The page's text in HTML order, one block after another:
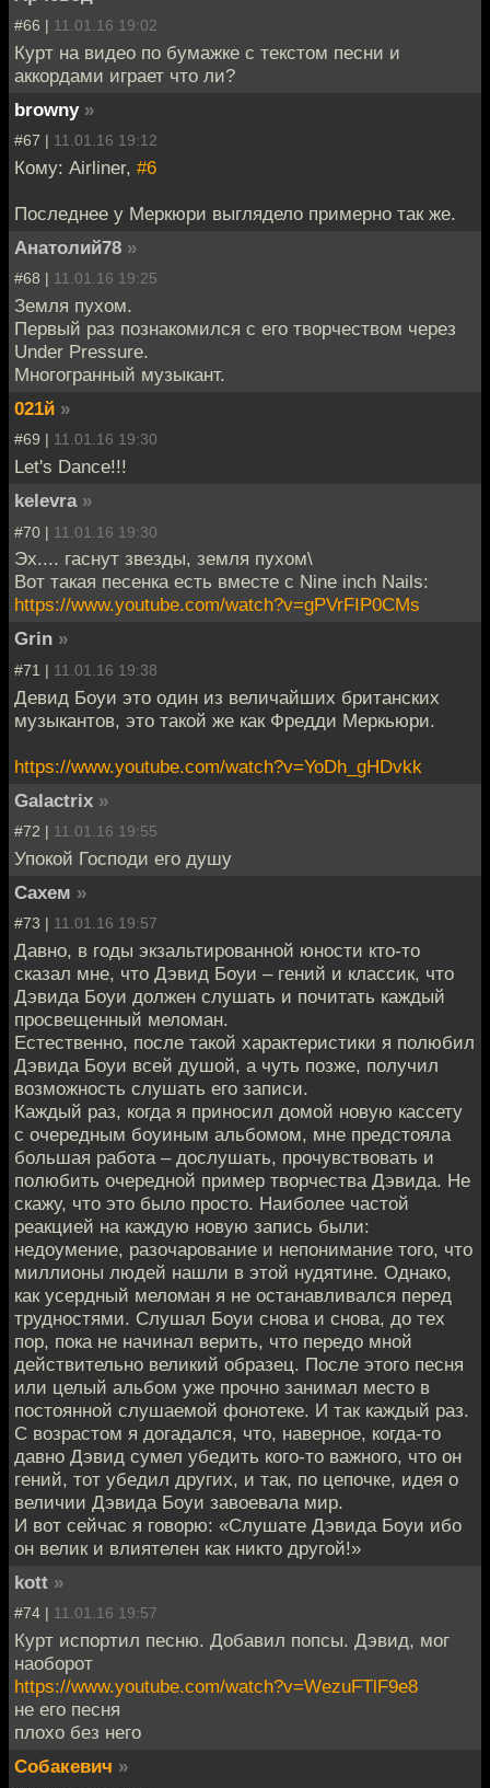
#66 | 11.01.16 19:02
Курт на видео по бумажке с текстом песни и
аккордами играет что ли?
browny »
#67 | 11.01.16 19:12
Кому: Airliner, #6
Последнее у Меркюри выглядело примерно так же.
Анатолий78 »
#68 | 11.01.16 19:25
Земля пухом.
Первый раз познакомился с его творчеством через
Under Pressure.
Многогранный музыкант.
021й »
#69 | 11.01.16 19:30
Let's Dance!!!
kelevra »
#70 | 11.01.16 19:30
Эх.... гаснут звезды, земля пухом\
Вот такая песенка есть вместе с Nine inch Nails:
https://www.youtube.com/watch?v=gPVrFIP0CMs
Grin »
#71 | 11.01.16 19:38
Девид Боуи это один из величайших британских
музыкантов, это такой же как Фредди Меркьюри.
https://www.youtube.com/watch?v=YoDh_gHDvkk
Galactrix »
#72 | 11.01.16 19:55
Упокой Господи его душу
Сахем »
#73 | 11.01.16 19:57
Давно, в годы экзальтированной юности кто-то
сказал мне, что Дэвид Боуи – гений и классик, что
Дэвида Боуи должен слушать и почитать каждый
просвещенный меломан.
Естественно, после такой характеристики я полюбил
Дэвида Боуи всей душой, а чуть позже, получил
возможность слушать его записи.
Каждый раз, когда я приносил домой новую кассету
с очередным боуиным альбомом, мне предстояла
большая работа – дослушать, прочувствовать и
полюбить очередной пример творчества Дэвида. Не
скажу, что это было просто. Наиболее частой
реакцией на каждую новую запись были:
недоумение, разочарование и непонимание того, что
миллионы людей нашли в этой нудятине. Однако,
как усердный меломан я не останавливался перед
трудностями. Слушал Боуи снова и снова, до тех
пор, пока не начинал верить, что передо мной
действительно великий образец. После этого песня
или целый альбом уже прочно занимал место в
постоянной слушаемой фонотеке. И так каждый раз.
С возрастом я догадался, что, наверное, когда-то
давно Дэвид сумел убедить кого-то важного, что он
гений, тот убедил других, и так, по цепочке, идея о
величии Дэвида Боуи завоевала мир.
И вот сейчас я говорю: «Слушате Дэвида Боуи ибо
он велик и влиятелен как никто другой!»
kott »
#74 | 11.01.16 19:57
Курт испортил песню. Добавил попсы. Дэвид, мог
наоборот
https://www.youtube.com/watch?v=WezuFTlF9e8
не его песня
плохо без него
Собакевич »